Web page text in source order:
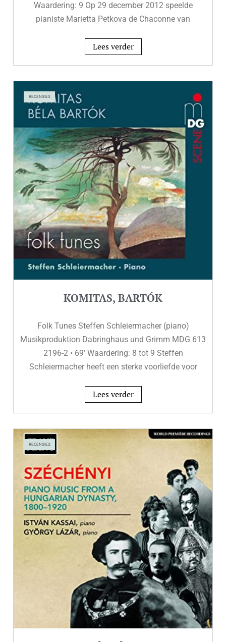
Waardering: 9 Op 29 december 2012 speelde
pianiste Marietta Petkova de Chaconne van
Lees verder
RECENSIES
KOMITAS, BARTÓK
Folk Tunes Steffen Schleiermacher (piano)
Musikproduktion Dabringhaus und Grimm MDG 613
2196-2 • 69’ Waardering: 8 tot 9 Steffen
Schleiermacher heeft een sterke voorliefde voor
Lees verder
RECENSIES